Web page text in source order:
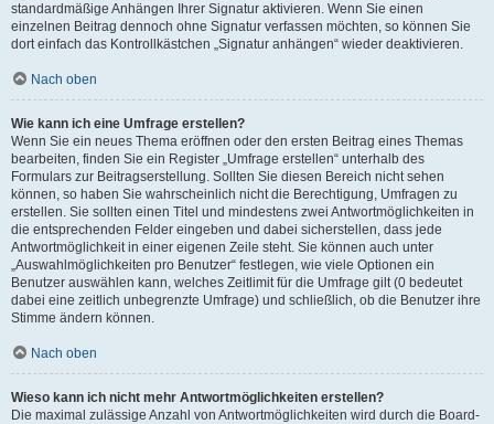
standardmäßige Anhängen Ihrer Signatur aktivieren. Wenn Sie einen
einzelnen Beitrag dennoch ohne Signatur verfassen möchten, so können Sie
dort einfach das Kontrollkästchen „Signatur anhängen“ wieder deaktivieren.
Nach oben
Wie kann ich eine Umfrage erstellen?
Wenn Sie ein neues Thema eröffnen oder den ersten Beitrag eines Themas
bearbeiten, finden Sie ein Register „Umfrage erstellen“ unterhalb des
Formulars zur Beitragserstellung. Sollten Sie diesen Bereich nicht sehen
können, so haben Sie wahrscheinlich nicht die Berechtigung, Umfragen zu
erstellen. Sie sollten einen Titel und mindestens zwei Antwortmöglichkeiten in
die entsprechenden Felder eingeben und dabei sicherstellen, dass jede
Antwortmöglichkeit in einer eigenen Zeile steht. Sie können auch unter
„Auswahlmöglichkeiten pro Benutzer“ festlegen, wie viele Optionen ein
Benutzer auswählen kann, welches Zeitlimit für die Umfrage gilt (0 bedeutet
dabei eine zeitlich unbegrenzte Umfrage) und schließlich, ob die Benutzer ihre
Stimme ändern können.
Nach oben
Wieso kann ich nicht mehr Antwortmöglichkeiten erstellen?
Die maximal zulässige Anzahl von Antwortmöglichkeiten wird durch die Board-